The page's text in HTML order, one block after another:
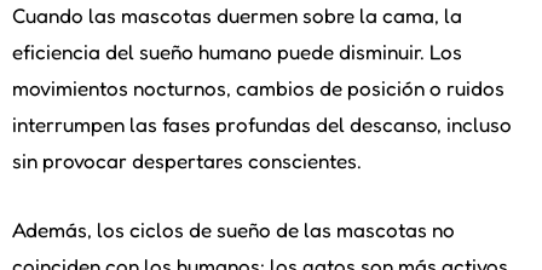
Cuando las mascotas duermen sobre la cama, la
eficiencia del sueño humano puede disminuir. Los
movimientos nocturnos, cambios de posición o ruidos
interrumpen las fases profundas del descanso, incluso
sin provocar despertares conscientes.
Además, los ciclos de sueño de las mascotas no